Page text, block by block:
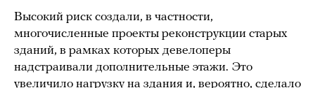
Высокий риск создали, в частности,
многочисленные проекты реконструкции старых
зданий, в рамках которых девелоперы
надстраивали дополнительные этажи. Это
увеличило нагрузку на здания и, вероятно, сделало